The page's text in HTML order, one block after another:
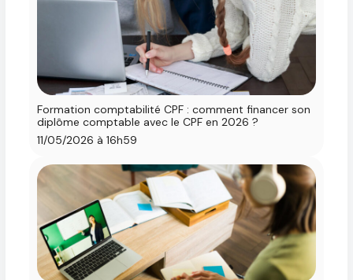
Formation comptabilité CPF : comment financer son
diplôme comptable avec le CPF en 2026 ?
11/05/2026 à 16h59